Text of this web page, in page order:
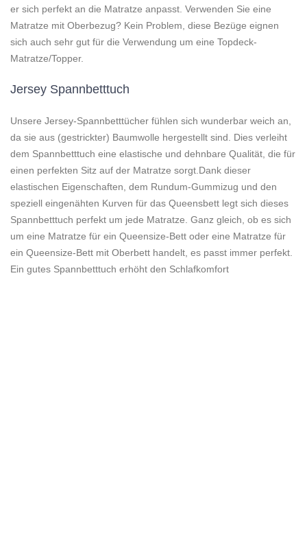
er sich perfekt an die Matratze anpasst. Verwenden Sie eine
Matratze mit Oberbezug? Kein Problem, diese Bezüge eignen
sich auch sehr gut für die Verwendung um eine Topdeck-
Matratze/Topper.
Jersey Spannbetttuch
Unsere Jersey-Spannbetttücher fühlen sich wunderbar weich an,
da sie aus (gestrickter) Baumwolle hergestellt sind. Dies verleiht
dem Spannbetttuch eine elastische und dehnbare Qualität, die für
einen perfekten Sitz auf der Matratze sorgt.Dank dieser
elastischen Eigenschaften, dem Rundum-Gummizug und den
speziell eingenähten Kurven für das Queensbett legt sich dieses
Spannbetttuch perfekt um jede Matratze. Ganz gleich, ob es sich
um eine Matratze für ein Queensize-Bett oder eine Matratze für
ein Queensize-Bett mit Oberbett handelt, es passt immer perfekt.
Ein gutes Spannbetttuch erhöht den Schlafkomfort